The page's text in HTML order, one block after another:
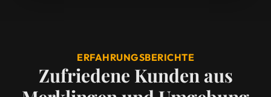
ERFAHRUNGSBERICHTE
Zufriedene Kunden aus